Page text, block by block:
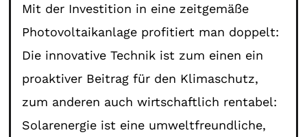
Mit der Investition in eine zeitgemäße
Photovoltaikanlage profitiert man doppelt:
Die innovative Technik ist zum einen ein
proaktiver Beitrag für den Klimaschutz,
zum anderen auch wirtschaftlich rentabel:
Solarenergie ist eine umweltfreundliche,